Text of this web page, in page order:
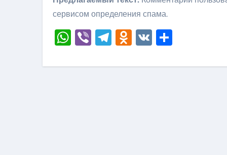
сервисом определения спама.
WhatsApp
ViberTelegram
Odnoklassniki
VK